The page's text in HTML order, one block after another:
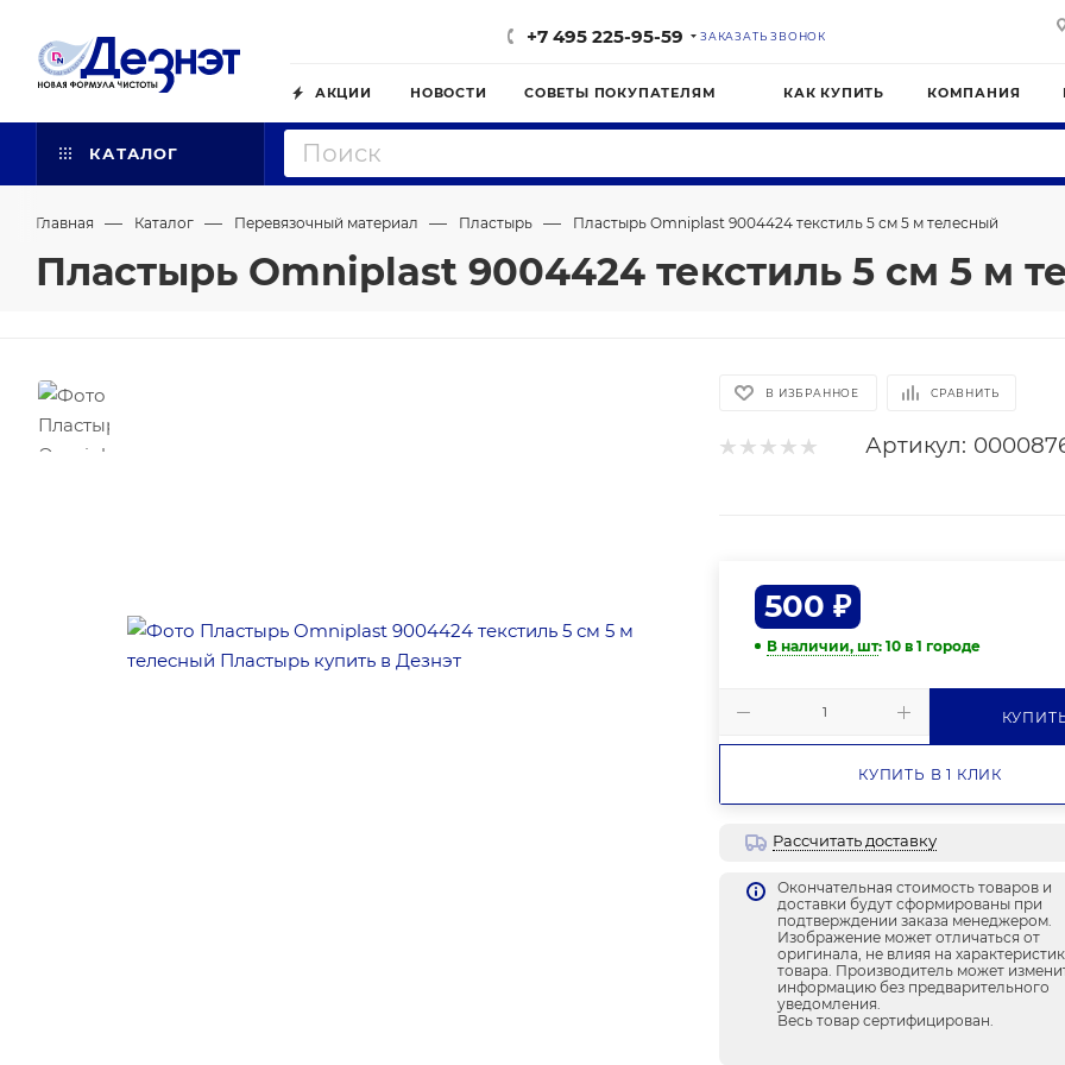
+7 495 225-95-59 ЗАКАЗАТЬ ЗВОНОК
АКЦИИ НОВОСТИ СОВЕТЫ ПОКУПАТЕЛЯМ КАК КУПИТЬ КОМПАНИЯ
КАТАЛОГ
Главная — Каталог — Перевязочный материал — Пластырь — Пластырь Omniplast 9004424 текстиль 5 см 5 м телесный
Пластырь Omniplast 9004424 текстиль 5 см 5 м
В ИЗБРАННОЕ СРАВНИТЬ
Артикул:
500 ₽
В наличии, шт: 10в 1 городе
КУПИТЬ В 1 КЛИК
Рассчитать доставку
Окончательная стоимость товаров и
доставки будут сформированы при
подтверждении заказа менеджером.
Изображение может отличаться от
оригинала, не влияя на
товара. Производитель может
информацию без предварительного
уведомления.
Весь товар сертифицирован.